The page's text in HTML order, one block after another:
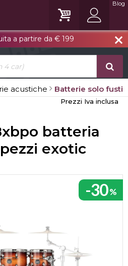
close
a partire da € 199
Blog
acustiche Batterie solo fusti
Prezzi Iva inclusa
batteria
exotic
-30%